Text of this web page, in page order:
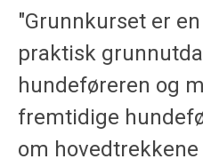
"Grunnkurset er
praktisk
hundeføreren og
fremtidige
om hovedtrekkene